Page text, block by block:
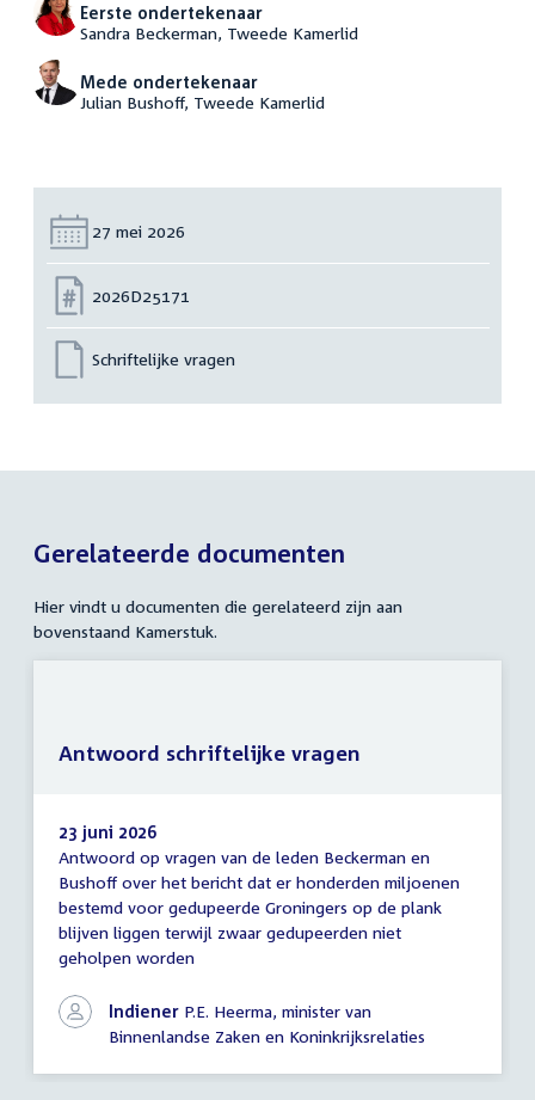
Eerste ondertekenaar
Sandra Beckerman, Tweede Kamerlid
Mede ondertekenaar
Julian Bushoff, Tweede Kamerlid
Datum:
27 mei 2026
Nummer:
2026D25171
Schriftelijke vragen
Gerelateerde documenten
Hier vindt u documenten die gerelateerd zijn aan
bovenstaand Kamerstuk.
Antwoord
schriftelijke
vragen
23 juni 2026
Antwoord op vragen van de leden Beckerman en
Bushoff over het bericht dat er honderden miljoenen
bestemd voor gedupeerde Groningers op de plank
blijven liggen terwijl zwaar gedupeerden niet
geholpen worden
Indiener P.E. Heerma, minister van
Binnenlandse Zaken en Koninkrijksrelaties
Antwoord schriftelijke vragen